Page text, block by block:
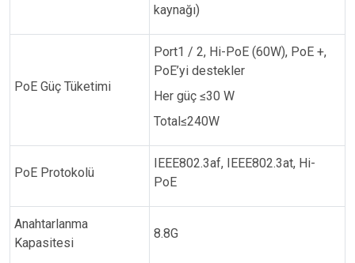
kaynağı)
PoE Güç Tüketimi
Port1 / 2, Hi-PoE (60W), PoE +,
PoE’yi destekler
Her güç ≤30 W
Total≤240W
PoE Protokolü
IEEE802.3af, IEEE802.3at, Hi-
PoE
Anahtarlanma
Kapasitesi
8.8G